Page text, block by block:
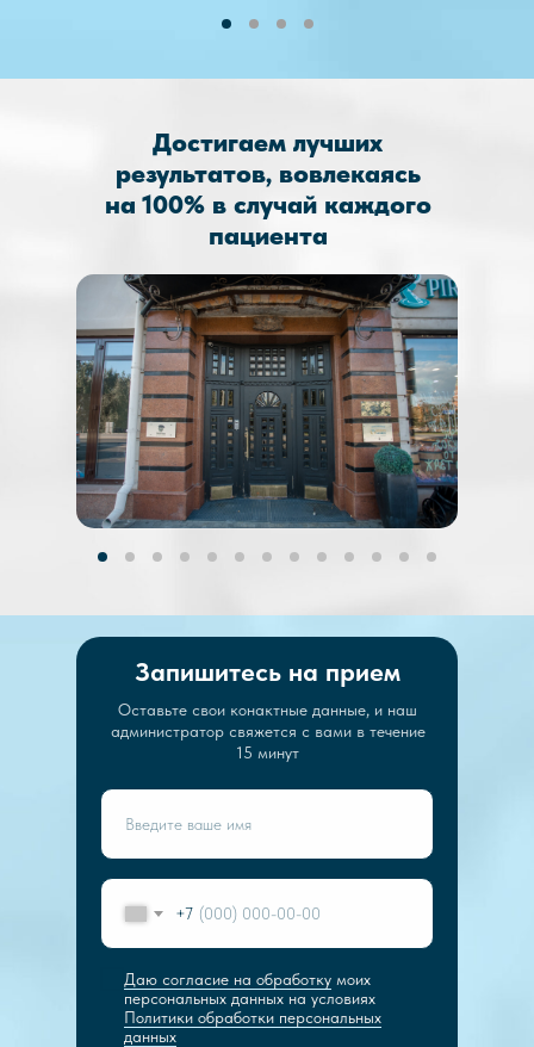
Достигаем лучших
результатов, вовлекаясь
на 100% в случай каждого
пациента
Запишитесь на прием
Оставьте свои конактные данные, и наш
администратор свяжется с вами в течение
15 минут
+7
Даю согласие на обработку моих
персональных данных на условиях
Политики обработки персональных
данных